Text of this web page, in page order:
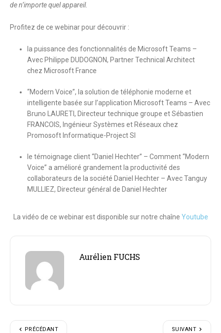
de n’importe quel appareil.
Profitez de ce webinar pour découvrir :
la puissance des fonctionnalités de Microsoft Teams –
Avec Philippe DUDOGNON, Partner Technical Architect
chez Microsoft France
“Modern Voice”, la solution de téléphonie moderne et
intelligente basée sur l’application Microsoft Teams – Avec
Bruno LAURETI, Directeur technique groupe et Sébastien
FRANCOIS, Ingénieur Systèmes et Réseaux chez
Promosoft Informatique-Project SI
le témoignage client “Daniel Hechter” – Comment “Modern
Voice” a amélioré grandement la productivité des
collaborateurs de la société Daniel Hechter – Avec Tanguy
MULLIEZ, Directeur général de Daniel Hechter
La vidéo de ce webinar est disponible sur notre chaîne Youtube
Aurélien FUCHS
PRÉCÉDANT SUIVANT